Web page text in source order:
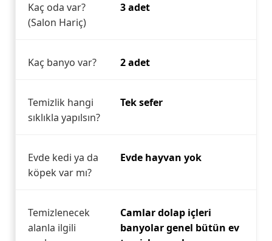
Kaç oda var?
(Salon Hariç)
3 adet
Kaç banyo var? 2 adet
Temizlik hangi
sıklıkla yapılsın?
Tek sefer
Evde kedi ya da
köpek var mı?
Evde hayvan yok
Temizlenecek
alanla ilgili
Camlar dolap içleri
banyolar genel bütün ev